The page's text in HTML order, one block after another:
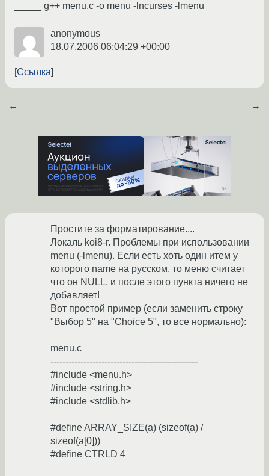
_____ g++ menu.c -o menu -lncurses -lmenu
anonymous
18.07.2006 06:04:29 +00:00
Ссылка
← →
Простите за форматирование....
Локаль koi8-r. Проблемы при использовании
menu (-lmenu). Если есть хоть один итем у
которого name на русском, то меню считает
что он NULL, и после этого пункта ничего не
добавляет!
Вот простой пример (если заменить строку
"Выбор 5" на "Choice 5", то все нормально):
menu.c
-------------------------------------------------
#include <menu.h>
#include <string.h>
#include <stdlib.h>
#define ARRAY_SIZE(a) (sizeof(a) /
sizeof(a[0]))
#define CTRLD 4